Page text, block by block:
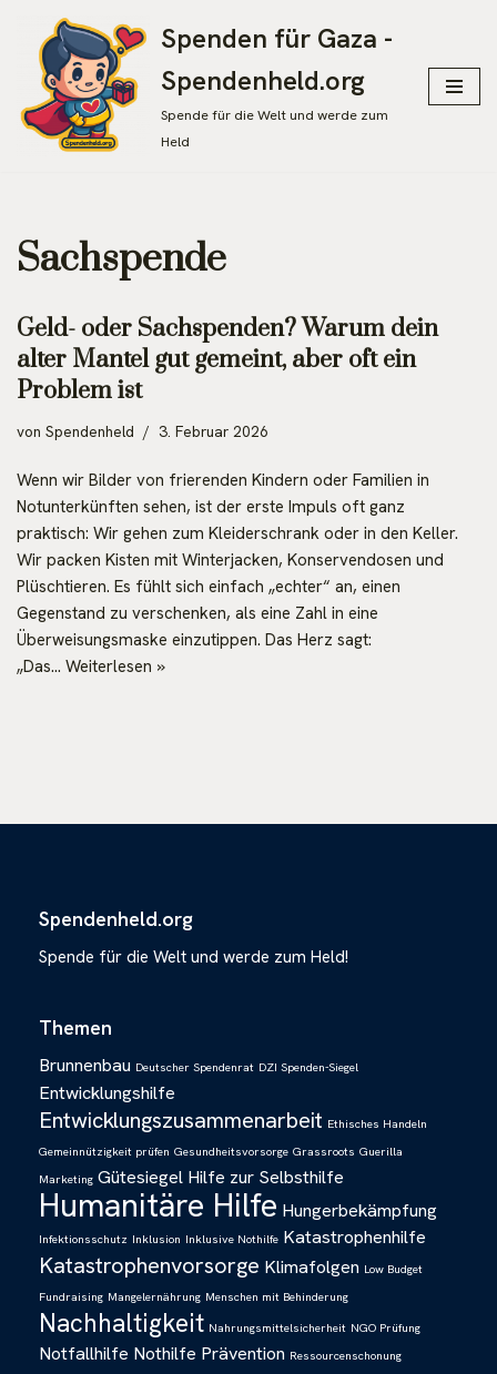
Zum
Inhalt
springen
Spenden für Gaza -
Spendenheld.org
Spende für die Welt und werde zum
Held
Sachspende
Geld- oder Sachspenden? Warum dein
alter Mantel gut gemeint, aber oft ein
Problem ist
von Spendenheld 3. Februar 2026
Wenn wir Bilder von frierenden Kindern oder Familien in
Notunterkünften sehen, ist der erste Impuls oft ganz
praktisch: Wir gehen zum Kleiderschrank oder in den Keller.
Wir packen Kisten mit Winterjacken, Konservendosen und
Plüschtieren. Es fühlt sich einfach „echter“ an, einen
Gegenstand zu verschenken, als eine Zahl in eine
Überweisungsmaske einzutippen. Das Herz sagt:
„Das… Weiterlesen »
Spendenheld.org
Spende für die Welt und werde zum Held!
Themen
Brunnenbau Deutscher Spendenrat DZI Spenden-Siegel
Entwicklungshilfe
Entwicklungszusammenarbeit Ethisches Handeln
Gemeinnützigkeit prüfen Gesundheitsvorsorge Grassroots Guerilla
Marketing Gütesiegel Hilfe zur Selbsthilfe
Humanitäre Hilfe Hungerbekämpfung
Infektionsschutz Inklusion Inklusive Nothilfe Katastrophenhilfe
Katastrophenvorsorge Klimafolgen Low Budget
Fundraising Mangelernährung Menschen mit Behinderung
Nachhaltigkeit Nahrungsmittelsicherheit NGO Prüfung
Notfallhilfe Nothilfe Prävention Ressourcenschonung